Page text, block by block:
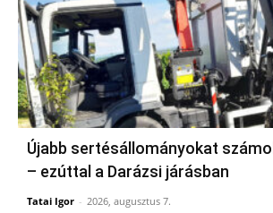
Újabb sertésállományokat
– ezúttal a Darázsi járásban
Tatai Igor - 2026, augusztus 7.